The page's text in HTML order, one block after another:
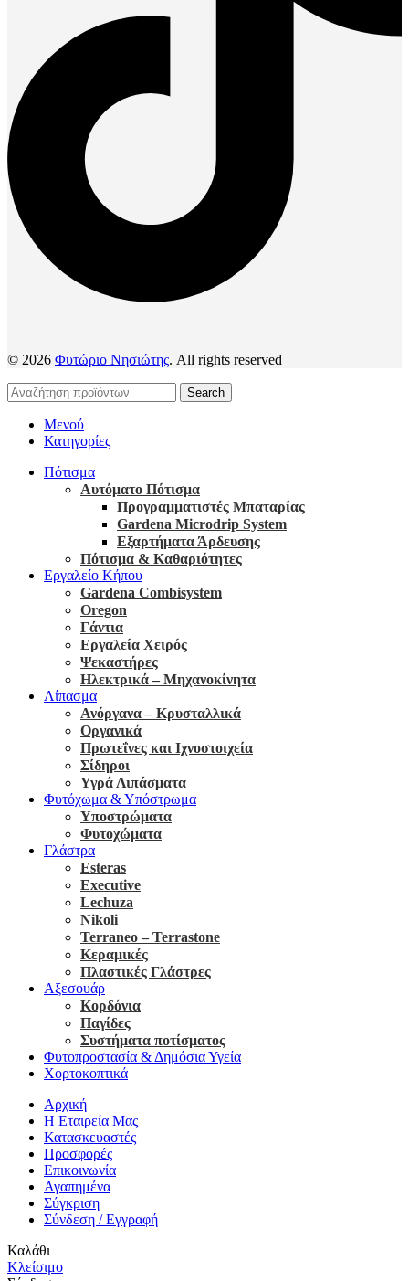
© 2026 Φυτώριο Νησιώτης. All rights reserved
Search
Μενού
Κατηγορίες
Πότισμα
Αυτόματο Πότισμα
Προγραμματιστές Μπαταρίας
Gardena Microdrip System
Εξαρτήματα Άρδευσης
Πότισμα & Καθαριότητες
Εργαλείο Κήπου
Gardena Combisystem
Oregon
Γάντια
Εργαλεία Χειρός
Ψεκαστήρες
Ηλεκτρικά – Μηχανοκίνητα
Λίπασμα
Ανόργανα – Κρυσταλλικά
Οργανικά
Πρωτεΐνες και Ιχνοστοιχεία
Σίδηροι
Υγρά Λιπάσματα
Φυτόχωμα & Υπόστρωμα
Υποστρώματα
Φυτοχώματα
Γλάστρα
Esteras
Executive
Lechuza
Nikoli
Terraneo – Terrastone
Κεραμικές
Πλαστικές Γλάστρες
Αξεσουάρ
Κορδόνια
Παγίδες
Συστήματα ποτίσματος
Φυτοπροστασία & Δημόσια Υγεία
Χορτοκοπτικά
Αρχική
Η Εταιρεία Μας
Κατασκευαστές
Προσφορές
Επικοινωνία
Αγαπημένα
Σύγκριση
Σύνδεση / Εγγραφή
Καλάθι
Κλείσιμο